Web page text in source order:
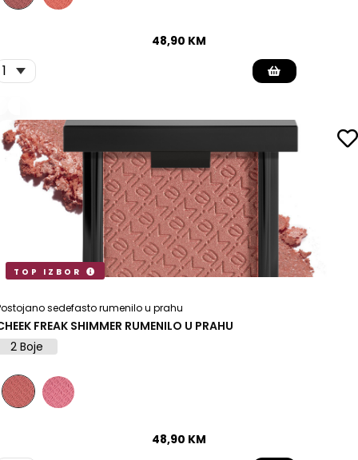
48,90 KM
TOP IZBOR
sedefasto rumenilo u prahu
FREAK SHIMMER RUMENILO U PRAHU
2 Boje
48,90 KM